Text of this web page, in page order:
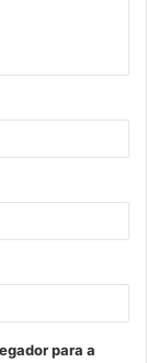
para a